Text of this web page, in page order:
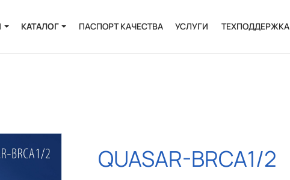
КАТАЛОГ
Выделение РНК и
ПАСПОРТ КАЧЕСТВА УСЛУГИ ТЕХПОДДЕРЖКА
QUASAR-BRCA1/2